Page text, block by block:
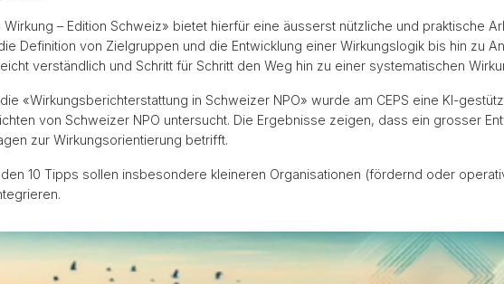
Wirkung – Edition Schweiz» bietet hierfür eine äusserst nützliche und praktische
Definition von Zielgruppen und die Entwicklung einer Wirkungslogik bis hin zu
verständlich und Schritt für Schritt den Weg hin zu einer systematischen
«Wirkungsberichterstattung in Schweizer NPO» wurde am CEPS eine KI-
von Schweizer NPO untersucht. Die Ergebnisse zeigen, dass ein grosser
zur Wirkungsorientierung betrifft.
10 Tipps sollen insbesondere kleineren Organisationen (fördernd oder